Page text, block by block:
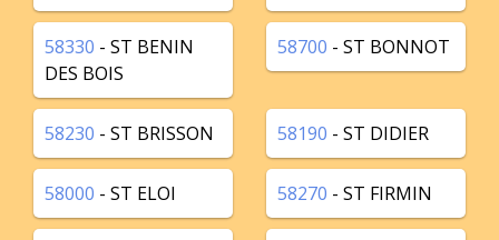
58330 - ST BENIN
DES BOIS
58700 - ST BONNOT
58230 - ST BRISSON 58190 - ST DIDIER
58000 - ST ELOI 58270 - ST FIRMIN